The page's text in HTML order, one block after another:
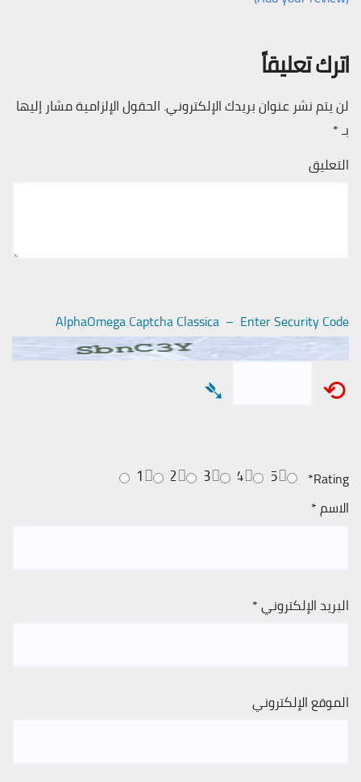
اترك تعليقاً
لن يتم نشر عنوان بريدك الإلكتروني. الحقول الإلزامية مشار إليها
بـ*
التعليق
AlphaOmega Captcha Classica – Enter Security Code
⟲
➴
Rating
*
5
4
3
2
1
الاسم*
البريد الإلكتروني*
الموقع الإلكتروني